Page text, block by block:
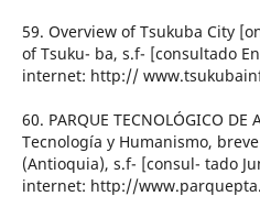
59. Overview of Tsukuba City
of Tsuku- ba, s.f- [consultado
internet: http://
60. PARQUE TECNOLÓGICO
Tecnología y Humanismo,
(Antioquia), s.f- [consul- tado
internet: http://